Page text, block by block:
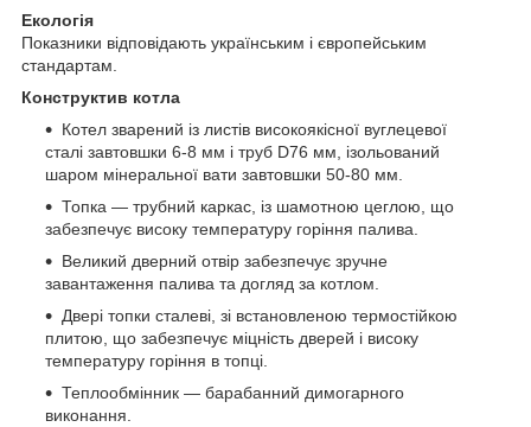
Екологія
Показники відповідають українським і європейським
стандартам.
Конструктив котла
Котел зварений із листів високоякісної вуглецевої
сталі завтовшки 6-8 мм і труб D76 мм, ізольований
шаром мінеральної вати завтовшки 50-80 мм.
Топка — трубний каркас, із шамотною цеглою, що
забезпечує високу температуру горіння палива.
Великий дверний отвір забезпечує зручне
завантаження палива та догляд за котлом.
Двері топки сталеві, зі встановленою термостійкою
плитою, що забезпечує міцність дверей і високу
температуру горіння в топці.
Теплообмінник — барабанний димогарного
виконання.